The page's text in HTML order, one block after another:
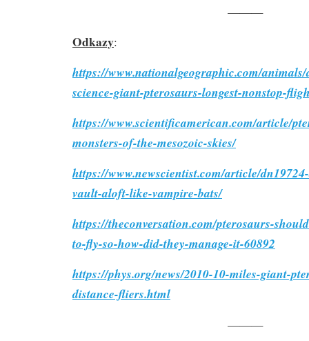
———
Odkazy:
https://www.nationalgeographic.com/
science-giant-pterosaurs-longest-nonstop-
https://www.scientificamerican.com/article/
monsters-of-the-mesozoic-skies/
https://www.newscientist.com/article/
vault-aloft-like-vampire-bats/
https://theconversation.com/pterosaurs-
to-fly-so-how-did-they-manage-it-60892
https://phys.org/news/2010-10-miles-giant-
distance-fliers.html
———